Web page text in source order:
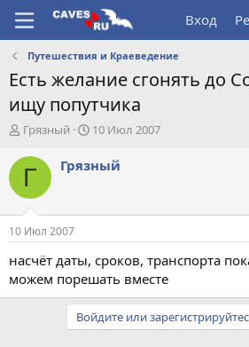
Вход
Путешествия и Краеведение
Есть желание сгонять до
ищу попутчика
А
т
о
т
е
м
ы
Грязный
Д
т
а
л
10 Июл 2007
Г Грязный
10 Июл 2007
насчёт даты, сроков, транспорта
можем порешать вместе
Войдите или